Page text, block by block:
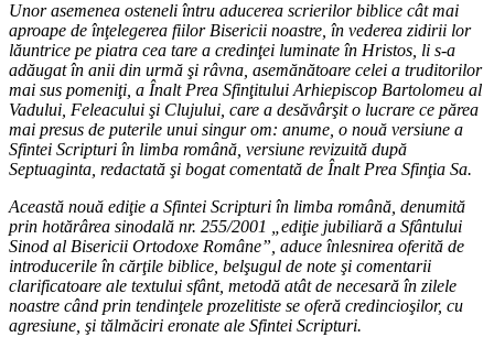
Unor asemenea osteneli întru aducerea scrierilor biblice cât mai
aproape de înţelegerea fiilor Bisericii noastre, în vederea zidirii lor
lăuntrice pe piatra cea tare a credinţei luminate în Hristos, li s-a
adăugat în anii din urmă şi râvna, asemănătoare celei a truditorilor
mai sus pomeniţi, a Înalt Prea Sfinţitului Arhiepiscop Bartolomeu al
Vadului, Feleacului şi Clujului, care a desăvârşit o lucrare ce părea
mai presus de puterile unui singur om: anume, o nouă versiune a
Sfintei Scripturi în limba română, versiune revizuită după
Septuaginta, redactată şi bogat comentată de Înalt Prea Sfinţia Sa.
Această nouă ediţie a Sfintei Scripturi în limba română, denumită
prin hotărârea sinodală nr. 255/2001 „ediţie jubiliară a Sfântului
Sinod al Bisericii Ortodoxe Române”, aduce înlesnirea oferită de
introducerile în cărţile biblice, belşugul de note şi comentarii
clarificatoare ale textului sfânt, metodă atât de necesară în zilele
noastre când prin tendinţele prozelitiste se oferă credincioşilor, cu
agresiune, şi tălmăciri eronate ale Sfintei Scripturi.